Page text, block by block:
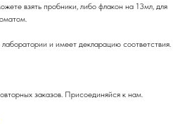
взять пробники, либо флакон на 13мл, для
и имеет декларацию соответствия.
заказов. Присоединяйся к нам.